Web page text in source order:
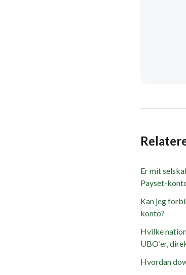
Er mit
Payset-
Kan jeg
konto?
Hvilke
UBO'er,
Hvordan